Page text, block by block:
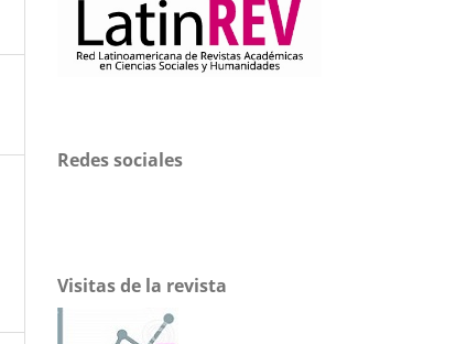
Redes sociales
Visitas de la revista